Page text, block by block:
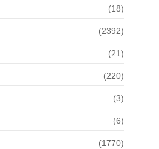
(18)
(2392)
(21)
(220)
(3)
(6)
(1770)